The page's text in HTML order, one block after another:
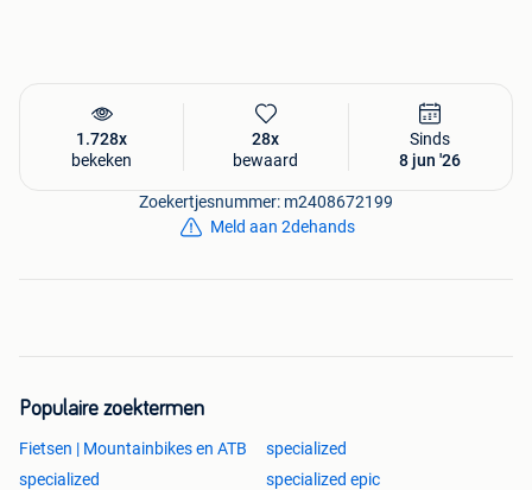
1.728x
bekeken
28x
bewaard
Sinds
8 jun '26
Zoekertjesnummer: m2408672199
Meld aan 2dehands
Populaire zoektermen
Fietsen | Mountainbikes en ATB
specialized
specialized
specialized epic